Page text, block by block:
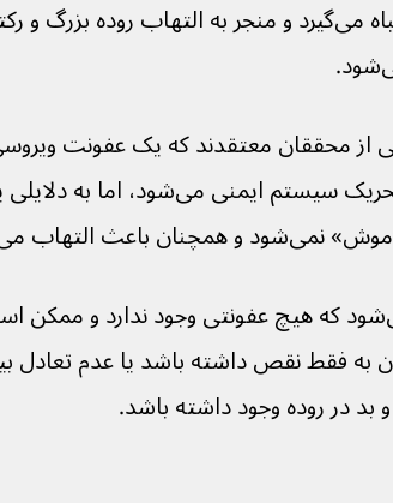
عفونت مضر اشتباه می‌گیرد و منجر به التهاب روده بزرگ و
از محققان معتقدند که یک عفونت
باکتریایی باعث تحریک سیستم ایمنی می‌شود،
باعث التهاب می‌شود.
همچنین گفته می‌شود که هیچ عفونتی وجود ندارد و
به فقط نقص داشته باشد یا عدم تعادل